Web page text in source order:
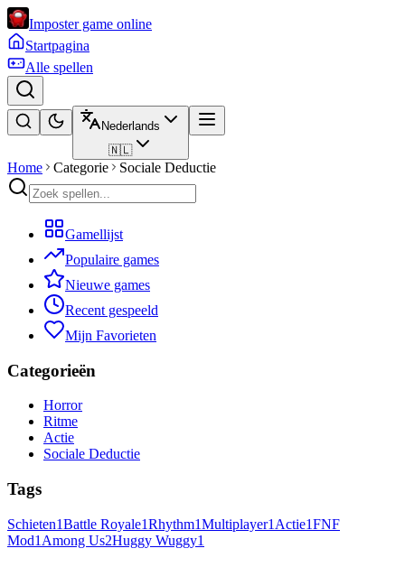
Imposter game online
Startpagina
Alle spellen
Nederlands
🇳🇱
Home Categorie Sociale Deductie
Gamellijst
Populaire games
Nieuwe games
Recent gespeeld
Mijn Favorieten
Categorieën
Horror
Ritme
Actie
Sociale Deductie
Tags
Schieten1Battle Royale1Rhythm1Multiplayer1 Actie1FNF
Mod1 Among Us2Huggy Wuggy1